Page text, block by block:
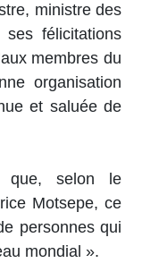
ministre des
félicitations
membres du
organisation
et saluée de
que, selon le
Motsepe, ce
personnes qui
mondial ».